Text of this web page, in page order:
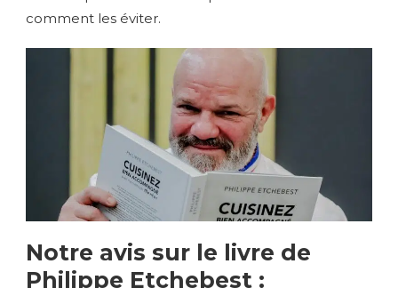
comment les éviter.
Notre avis sur le livre de
Philippe Etchebest :